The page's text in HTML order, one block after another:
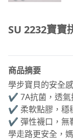
SU 2232寶寶
商品摘要
學步寶貝的安全感
✔ 7A抗菌，透氣
✔ 柔軟點膠，穩
✔ 彈性襪口，無
學走路更安全，